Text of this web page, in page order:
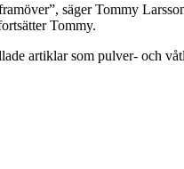
säger Tommy
Tommy.
artiklar som pulver- och